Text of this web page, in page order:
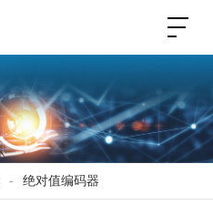
- 绝对值编码器